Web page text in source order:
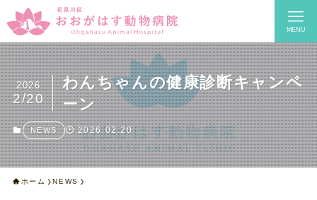
MENU
わんちゃんの健康診断キャンペ
ーン
2026
2/20
NEWS 2026.02.20
ホーム NEWS